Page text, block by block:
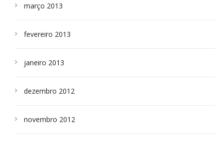
março 2013
fevereiro 2013
janeiro 2013
dezembro 2012
novembro 2012